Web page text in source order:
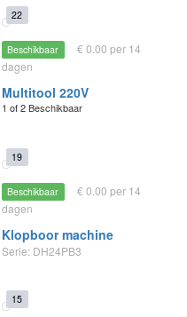
22
Beschikbaar
€ 0.00 per 14
dagen
Multitool 220V
1 of 2 Beschikbaar
19
Beschikbaar
€ 0.00 per 14
dagen
Klopboor machine
Serie: DH24PB3
15